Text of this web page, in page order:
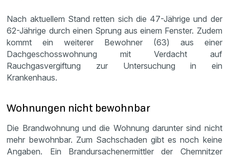
Nach aktuellem Stand retten sich die 47-Jährige und der
62-Jährige durch einen Sprung aus einem Fenster. Zudem
kommt ein weiterer Bewohner (63) aus einer
Dachgeschosswohnung mit Verdacht auf
Rauchgasvergiftung zur Untersuchung in ein
Krankenhaus.
Wohnungen nicht bewohnbar
Die Brandwohnung und die Wohnung darunter sind nicht
mehr bewohnbar. Zum Sachschaden gibt es noch keine
Angaben. Ein Brandursachenermittler der Chemnitzer